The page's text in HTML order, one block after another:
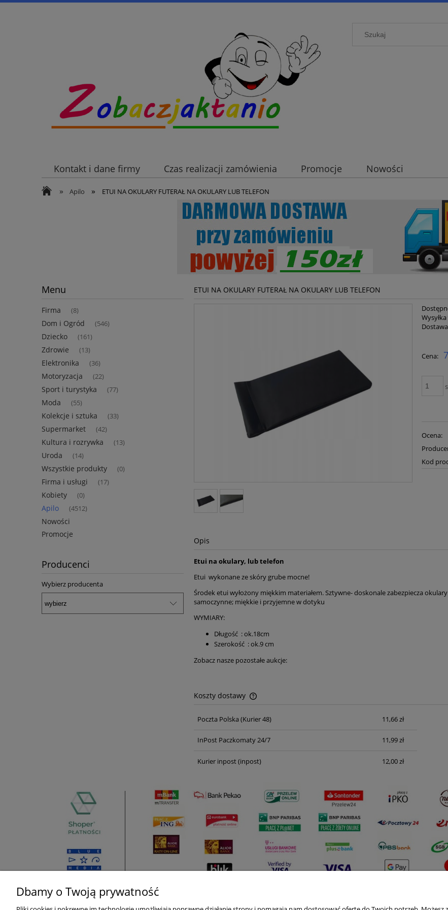
Kontakt i dane firmy Czas realizacji zamówienia Promocje Nowości
» Apilo » ETUI NA OKULARY FUTERAŁ NA OKULARY LUB TELEFON
Menu
Firma (8)
Dom i Ogród (546)
Dziecko (161)
Zdrowie (13)
Elektronika (36)
Motoryzacja (22)
Sport i turystyka (77)
Moda (55)
Kolekcje i sztuka (33)
Supermarket (42)
Kultura i rozrywka (13)
Uroda (14)
Wszystkie produkty (0)
Firma i usługi (17)
Kobiety (0)
Apilo (4512)
Nowości
Promocje
Producenci
Wybierz producenta
ETUI NA OKULARY FUTERAŁ NA OKULARY LUB TELEFON
Cena:
Ocena:
Kod
Opis
Etui na okulary, lub telefon
Etui wykonane ze skóry grube mocne!
Środek etui wyłożony miękkim materiałem. Sztywne- doskonale zabezpiecza
samoczynne; miękkie i przyjemne w dotyku
WYMIARY:
Długość : ok.18cm
Szerokość : ok.9 cm
Zobacz nasze pozostałe aukcje:
Koszty dostawy
Cena nie zawiera ewentualnych kosztów
Poczta Polska (Kurier 48) 11,66 zł
InPost Paczkomaty 24/7 11,99 zł
Kurier inpost(inpost) 12,00 zł
Dbamy o Twoją prywatność